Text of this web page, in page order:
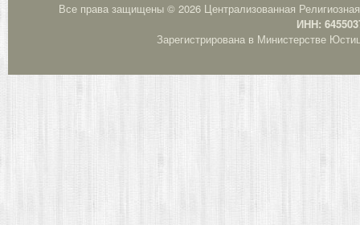
Все права защищены © 2026 Централизованная
ИНН:
Зарегистрирована в Министерстве